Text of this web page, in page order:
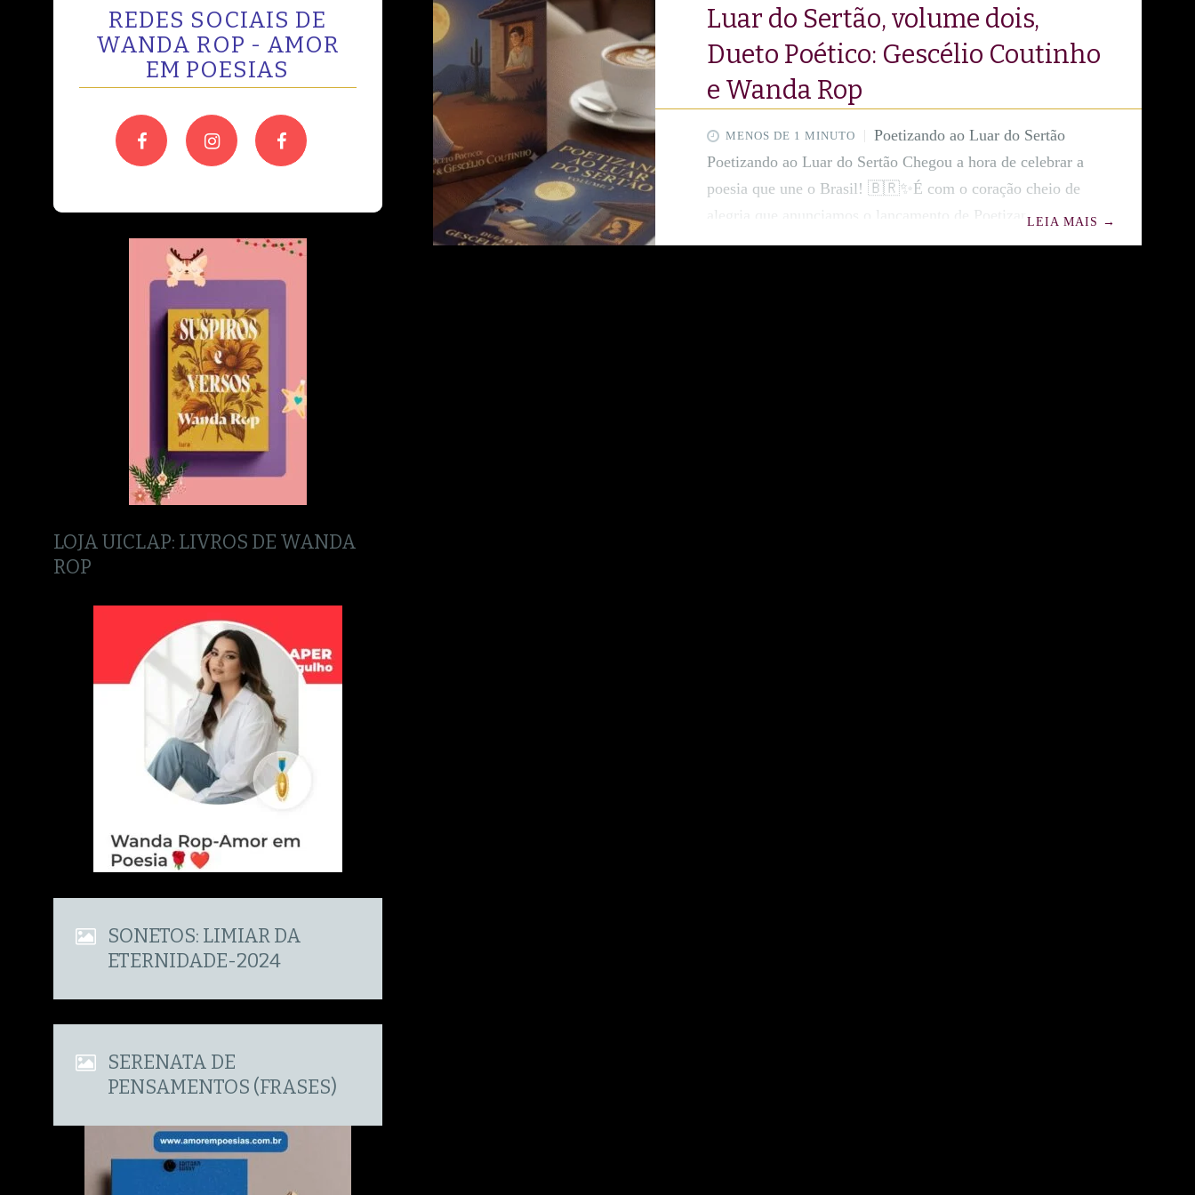
Luar do Sertão, volume dois,
Dueto Poético: Gescélio Coutinho
e Wanda Rop
MENOS DE 1 MINUTO
Poetizando ao Luar do Sertão
Poetizando ao Luar do Sertão Chegou a hora de celebrar a
poesia que une o Brasil! 🇧🇷✨É com o coração cheio de
alegria que anunciamos o lançamento de Poetizando ao
Luar do Sertão, volume dois! 🌵🌕🌹 O nosso Dueto
LEIA MAIS →
REDES SOCIAIS DE
WANDA ROP - AMOR
EM POESIAS
LOJA UICLAP: LIVROS DE WANDA
ROP
SONETOS: LIMIAR DA
ETERNIDADE-2024
SERENATA DE
PENSAMENTOS (FRASES)